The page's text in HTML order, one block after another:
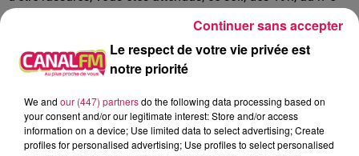
de la rue du commerce à Maubeuge. Les résultats des tests
seront connus en moins de 30 minutes…
FERMETURE DU CARREFOUR CONTACT
D’AULNOYE-AYMERIES LE 31 OCTOBRE
On vous rappelle que l’offre de reprise présentée par Leclerc
Aulnoye a été acceptée par le groupe Carrefour. Leclerc va
transformer ce supermarché en magasin Bio et en un Leclerc
Le respect de votre vie privée est
notre priorité
We and our (447) partnersdo the following data processing based on
your consent and/or our legitimate interest: Store and/or access
information on a device; Use limited data to select advertising; Create
profiles for personalised advertising; Use profiles to select personalised
Continuer sans accepter